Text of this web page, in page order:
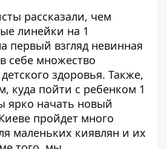
рассказали, чем
линейки на 1
первый взгляд невинная
себе множество
здоровья. Также,
куда пойти с ребенком 1
ярко начать новый
пройдет много
маленьких киявлян и их